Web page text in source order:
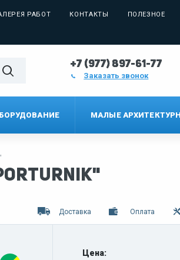
РАБОТ КОНТАКТЫ ПОЛЕЗНОЕ
+7 (977) 897-61-77
Заказать звонок
МАЛЫЕ
Доставка Оплата
Цена: